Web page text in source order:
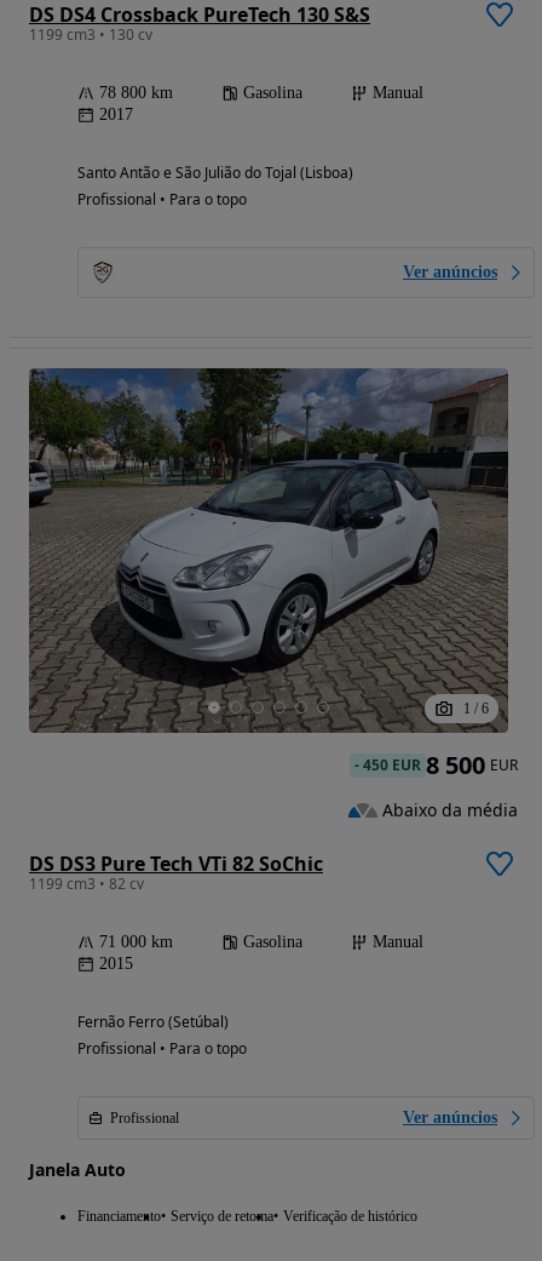
DS DS4 Crossback PureTech 130 S&S
1199 cm3 • 130 cv
78 800 km Gasolina
Manual
2017
Santo Antão e São Julião do Tojal (Lisboa)
Profissional • Para o topo
Ver anúncios
1 / 6
DS DS3 Pure Tech VTi 82 SoChic
1199 cm3 • 82 cv
71 000 km Gasolina
Manual
2015
Fernão Ferro (Setúbal)
Profissional • Para o topo
Profissional Ver anúncios
Janela Auto
Financiamento Serviço de retoma Verificação de histórico
-450 EUR 8 500 EUR
Abaixo da média